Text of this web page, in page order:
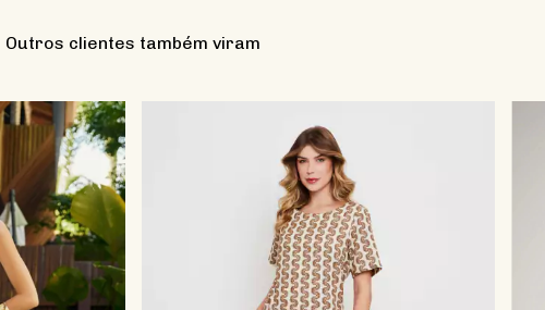
Outros clientes também viram